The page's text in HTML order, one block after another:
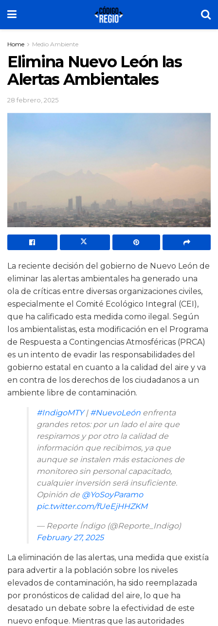
Home Medio Ambiente
Elimina Nuevo León las
Alertas Ambientales
28 febrero, 2025
La reciente decisión del gobierno de Nuevo León de
eliminar las alertas ambientales ha generado una
ola de críticas entre diversas organizaciones civiles,
especialmente el Comité Ecológico Integral (CEI),
que ha calificado esta medida como ilegal. Según
los ambientalistas, esta modificación en el Programa
de Respuesta a Contingencias Atmosféricas (PRCA)
es un intento de evadir las responsabilidades del
gobierno estatal en cuanto a la calidad del aire y va
en contra de los derechos de los ciudadanos a un
ambiente libre de contaminación.
#IndigoMTY| #NuevoLeón enfrenta
grandes retos: por un lado el aire que
respiramos y por otro la calidad de
información que recibimos, ya que
aunque se instalen más estaciones de
monitoreo sin personal capacitado,
cualquier inversión será insuficiente.
Opinión de @YoSoyParamo
pic.twitter.com/fUeEjHHZKM
— Reporte Índigo (@Reporte_Indigo)
February 27, 2025
La eliminación de las alertas, una medida que existía
para advertir a la población sobre los niveles
elevados de contaminación, ha sido reemplazada
por pronósticos de calidad del aire, lo que ha
desatado un debate sobre la efectividad de este
nuevo enfoque. Mientras que las autoridades